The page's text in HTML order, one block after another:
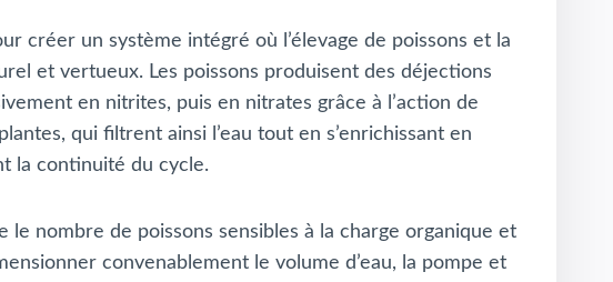
créer un système intégré où l’élevage de poissons et la
et vertueux. Les poissons produisent des déjections
en nitrites, puis en nitrates grâce à l’action de
qui filtrent ainsi l’eau tout en s’enrichissant en
la continuité du cycle.
nombre de poissons sensibles à la charge organique et
convenablement le volume d’eau, la pompe et